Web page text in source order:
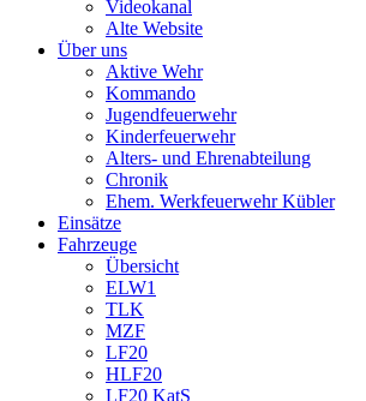
Videokanal
Alte Website
Über uns
Aktive Wehr
Kommando
Jugendfeuerwehr
Kinderfeuerwehr
Alters- und Ehrenabteilung
Chronik
Ehem. Werkfeuerwehr Kübler
Einsätze
Fahrzeuge
Übersicht
ELW1
TLK
MZF
LF20
HLF20
LF20 KatS